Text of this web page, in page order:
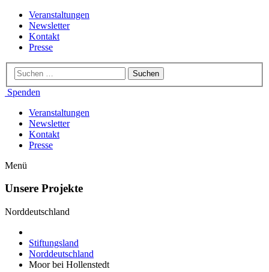
Veranstaltungen
Newsletter
Kontakt
Presse
Spenden
Veranstaltungen
Newsletter
Kontakt
Presse
Menü
Unsere Projekte
Norddeutschland
Stiftungsland
Norddeutschland
Moor bei Hollenstedt